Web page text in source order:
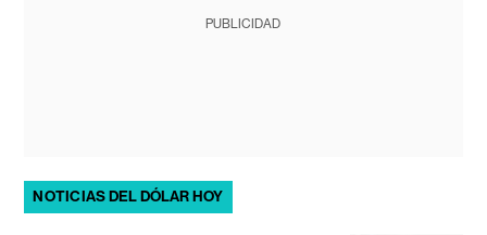
PUBLICIDAD
NOTICIAS DEL DÓLAR HOY